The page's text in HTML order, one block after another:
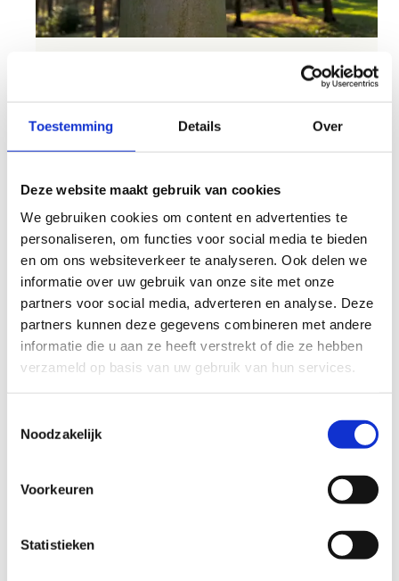
Toestemming Details Over
Deze website maakt gebruik van cookies
We gebruiken cookies om content en advertenties te
personaliseren, om functies voor social media te bieden
en om ons websiteverkeer te analyseren. Ook delen we
informatie over uw gebruik van onze site met onze
partners voor social media, adverteren en analyse. Deze
partners kunnen deze gegevens combineren met andere
informatie die u aan ze heeft verstrekt of die ze hebben
verzameld op basis van uw gebruik van hun services.
Noodzakelijk
Voorkeuren
Statistieken
Je route naar avontuur begint
hier
Oriëntatieloop is een sport waar je niet alleen je
benen maar ook je hoofd fit mee houdt. De
zo snel mogelijk een
punten te bereiken . Welke route je kiest, bepaal
je helemaal zelf!
Een aanrader voor het hele gezin of een
geliefkoosde activiteit op een sportdag of
teambuilding.